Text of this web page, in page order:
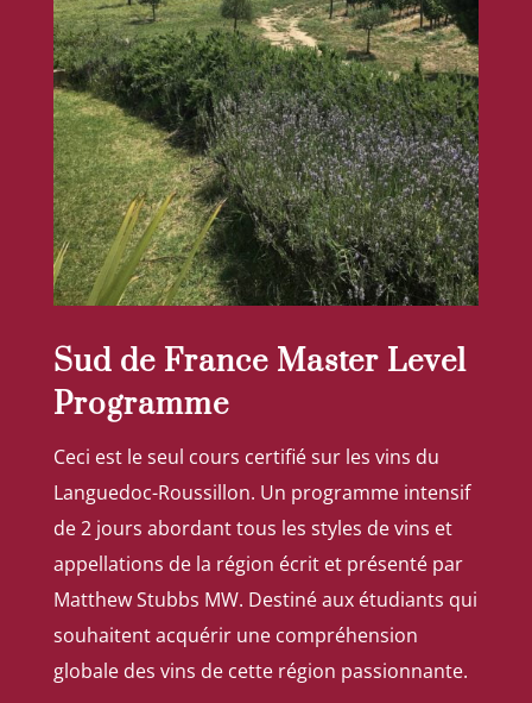
Sud de France Master Level
Programme
Ceci est le seul cours certifié sur les vins du
Languedoc-Roussillon. Un programme intensif
de 2 jours abordant tous les styles de vins et
appellations de la région écrit et présenté par
Matthew Stubbs MW. Destiné aux étudiants qui
souhaitent acquérir une compréhension
globale des vins de cette région passionnante.